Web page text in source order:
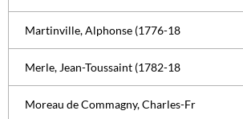
Martinville, Alphonse (1776-18
Merle, Jean-Toussaint (1782-18
Moreau de Commagny, Charles-Fr